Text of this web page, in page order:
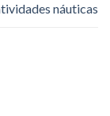
náuticas